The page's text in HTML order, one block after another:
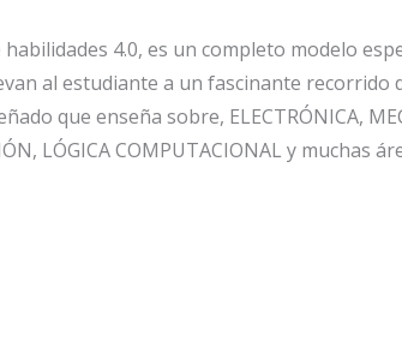
4.0, es un completo modelo
al estudiante a un fascinante recorrido
que enseña sobre, ELECTRÓNICA,
LÓGICA COMPUTACIONAL y muchas